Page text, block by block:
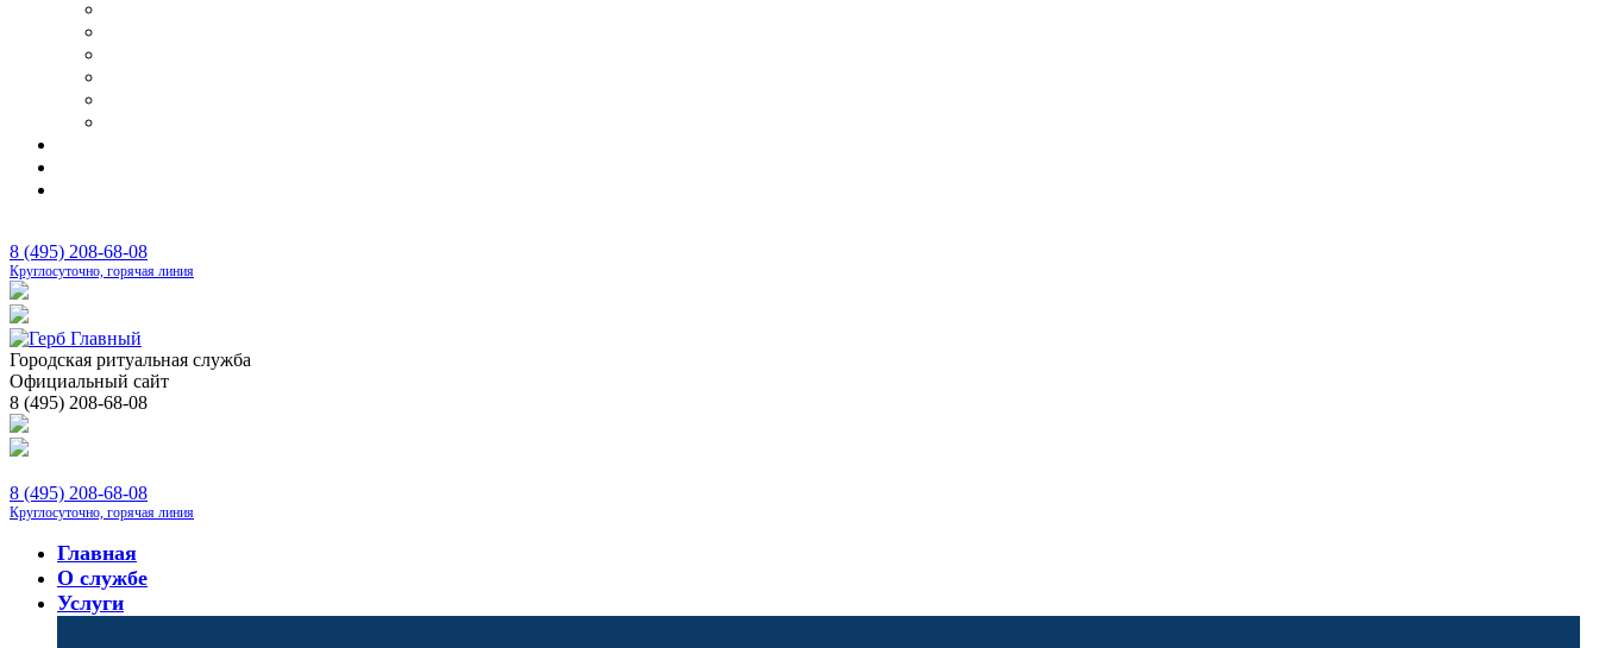
8 (495) 208-68-08
Круглосуточно, горячая линия
Городская ритуальная служба
Официальный сайт
8 (495) 208-68-08
8 (495) 208-68-08
Круглосуточно, горячая линия
Главная
О службе
Услуги